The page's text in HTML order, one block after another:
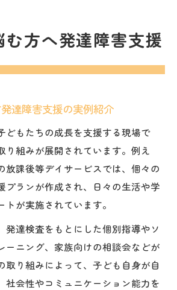
方へ発達障害支援
達障害支援の実例紹介
どもたちの成長を支援する現場で
り組みが展開されています。例え
放課後等デイサービスでは、個々の
プランが作成され、日々の生活や学
が実施されています。
発達検査をもとにした個別指導やソ
ーニング、家族向けの相談会などが
取り組みによって、子ども自身が自
社会性やコミュニケーション能力を